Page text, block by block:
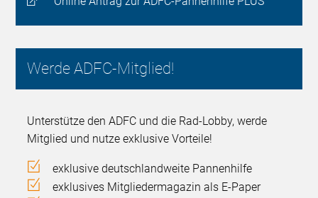
Werde ADFC-Mitglied!
Unterstütze den ADFC und die Rad-Lobby, werde
Mitglied und nutze exklusive Vorteile!
exklusive deutschlandweite Pannenhilfe
exklusives Mitgliedermagazin als E-Paper